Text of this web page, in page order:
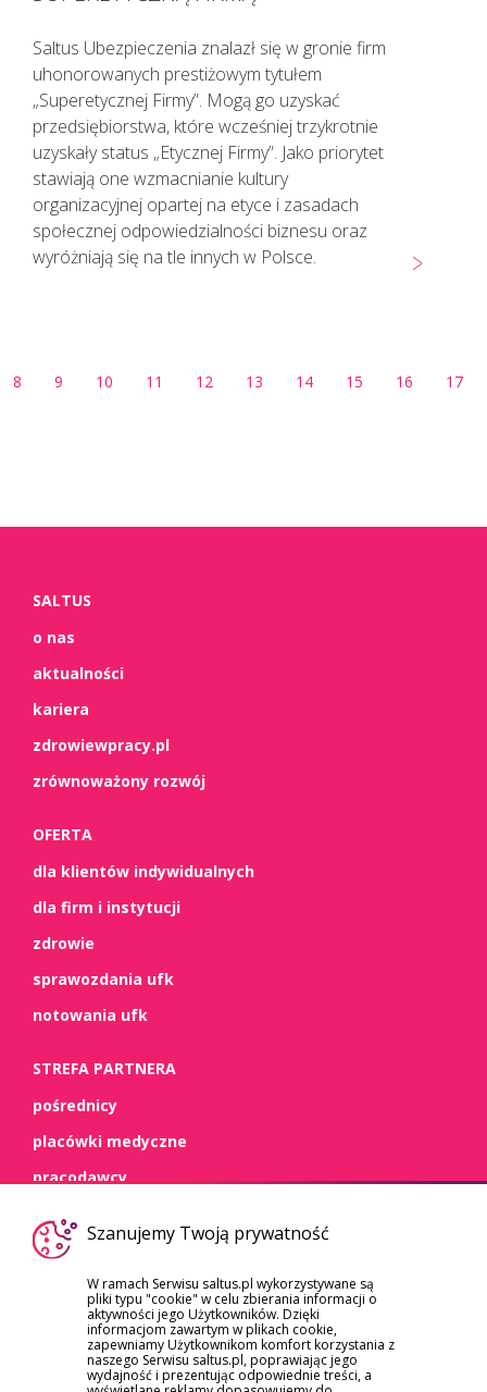
Saltus Ubezpieczenia znalazł się w gronie firm
uhonorowanych prestiżowym tytułem
„Superetycznej Firmy”. Mogą go uzyskać
przedsiębiorstwa, które wcześniej trzykrotnie
uzyskały status „Etycznej Firmy”. Jako priorytet
stawiają one wzmacnianie kultury
organizacyjnej opartej na etyce i zasadach
społecznej odpowiedzialności biznesu oraz
wyróżniają się na tle innych w Polsce.
8 9 10 11 12 13 14 15 16 17
SALTUS
o nas
aktualności
kariera
zdrowiewpracy.pl
zrównoważony rozwój
OFERTA
dla klientów indywidualnych
dla firm i instytucji
zdrowie
sprawozdania ufk
notowania ufk
STREFA PARTNERA
pośrednicy
placówki medyczne
pracodawcy
WSPARCIE
dokumenty
szkody/roszczenia
reklamacje
Szanujemy Twoją prywatność
W ramach Serwisu saltus.pl wykorzystywane są
pliki typu "cookie" w celu zbierania informacji o
aktywności jego Użytkowników. Dzięki
informacjom zawartym w plikach cookie,
zapewniamy Użytkownikom komfort korzystania z
naszego Serwisu saltus.pl, poprawiając jego
wydajność i prezentując odpowiednie treści, a